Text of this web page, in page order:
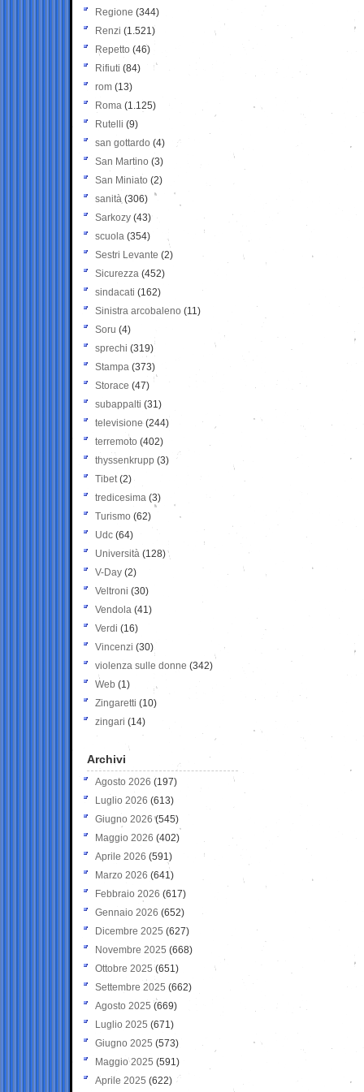
Regione (344)
Renzi (1.521)
Repetto (46)
Rifiuti (84)
rom (13)
Roma (1.125)
Rutelli (9)
san gottardo (4)
San Martino (3)
San Miniato (2)
sanità (306)
Sarkozy (43)
scuola (354)
Sestri Levante (2)
Sicurezza (452)
sindacati (162)
Sinistra arcobaleno (11)
Soru (4)
sprechi (319)
Stampa (373)
Storace (47)
subappalti (31)
televisione(244)
terremoto (402)
thyssenkrupp (3)
Tibet(2)
tredicesima (3)
Turismo (62)
Udc (64)
Università (128)
V-Day (2)
Veltroni (30)
Vendola (41)
Verdi (16)
Vincenzi (30)
violenza sulle donne (342)
Web (1)
Zingaretti (10)
zingari (14)
Archivi
Agosto 2026 (197)
Luglio 2026 (613)
Giugno 2026 (545)
Maggio 2026 (402)
Aprile 2026 (591)
Marzo 2026 (641)
Febbraio 2026 (617)
Gennaio 2026 (652)
Dicembre 2025 (627)
Novembre 2025 (668)
Ottobre 2025 (651)
Settembre 2025 (662)
Agosto 2025 (669)
Luglio 2025 (671)
Giugno 2025 (573)
Maggio 2025 (591)
Aprile 2025 (622)